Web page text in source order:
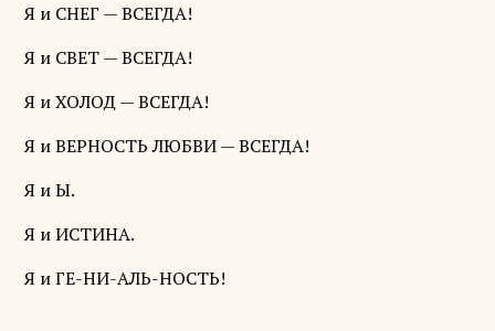
Я и СНЕГ — ВСЕГДА!
Я и СВЕТ — ВСЕГДА!
Я и ХОЛОД — ВСЕГДА!
Я и ВЕРНОСТЬ ЛЮБВИ — ВСЕГДА!
Я и Ы.
Я и ИСТИНА.
Я и ГЕ-НИ-АЛЬ-НОСТЬ!